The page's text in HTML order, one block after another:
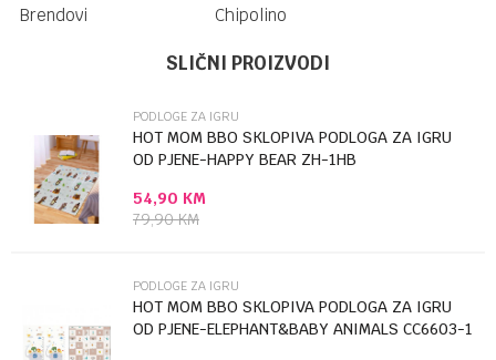
Brendovi
Chipolino
Poruka
SLIČNI PROIZVODI
PODLOGE ZA IGRU
HOT MOM BBO SKLOPIVA PODLOGA ZA IGRU
OD PJENE-HAPPY BEAR ZH-1HB
54,90 KM
79,90KM
PODLOGE ZA IGRU
HOT MOM BBO SKLOPIVA PODLOGA ZA IGRU
OD PJENE-ELEPHANT&BABY ANIMALS CC6603-1